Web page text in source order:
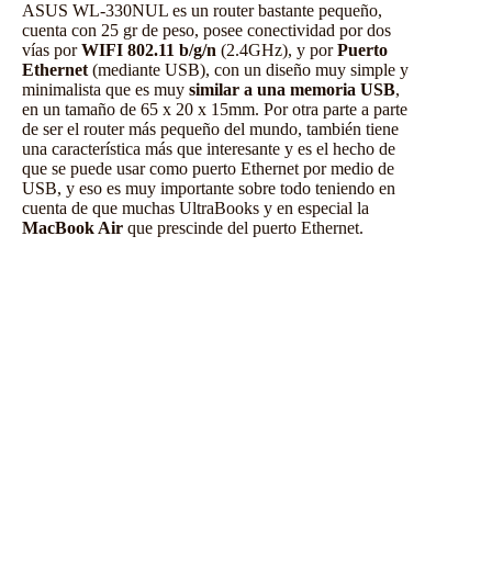
ASUS WL-330NUL es un router bastante pequeño,
cuenta con 25 gr de peso, posee conectividad por dos
vías porWIFI 802.11 b/g/n (2.4GHz), y porPuerto
Ethernet (mediante USB), con un diseño muy simple y
minimalista que es muy similar a una memoria USB,
en un tamaño de 65 x 20 x 15mm. Por otra parte a parte
de ser el router más pequeño del mundo, también tiene
una característica más que interesante y es el hecho de
que se puede usar como puerto Ethernet por medio de
USB, y eso es muy importante sobre todo teniendo en
cuenta de que muchas UltraBooks y en especial la
MacBook Air que prescinde del puerto Ethernet.